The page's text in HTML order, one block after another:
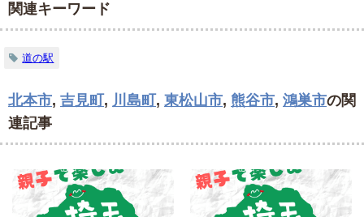
関連キーワード
道の駅
北本市, 吉見町 , 川島町 , 東松山市, 熊谷市, 鴻巣市の関
連記事